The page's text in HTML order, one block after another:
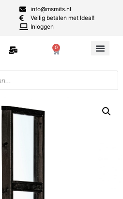
info@msmits.nl
Veilig betalen met Ideal!
Inloggen
0